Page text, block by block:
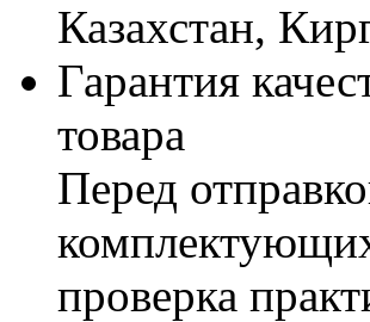
Казахстан,
Гарантия
товара
Перед
проверка